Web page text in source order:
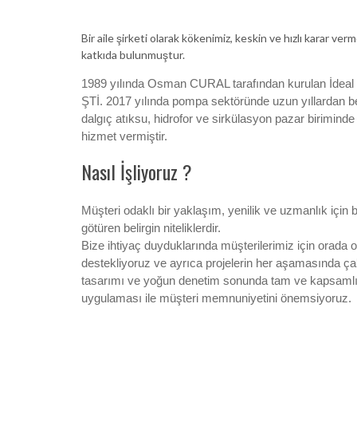
Bir aile şirketi olarak kökenimiz, keskin ve hızlı karar
katkıda bulunmuştur.
1989 yılında Osman CURAL tarafından kurulan
ŞTİ. 2017 yılında pompa sektöründe uzun yıllardan
dalgıç atıksu, hidrofor ve sirkülasyon pazar
hizmet vermiştir.
Nasıl İşliyoruz ?
Müşteri odaklı bir yaklaşım, yenilik ve uzmanlık
götüren belirgin niteliklerdir.
Bize ihtiyaç duyduklarında müşterilerimiz için orada
destekliyoruz ve ayrıca projelerin her aşamasında
tasarımı ve yoğun denetim sonunda tam ve
uygulaması ile müşteri memnuniyetini önemsiyoruz.